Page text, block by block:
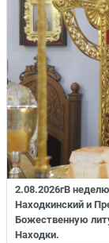
2.08.2026гВ
Находкинский и
Божественную
Находки.